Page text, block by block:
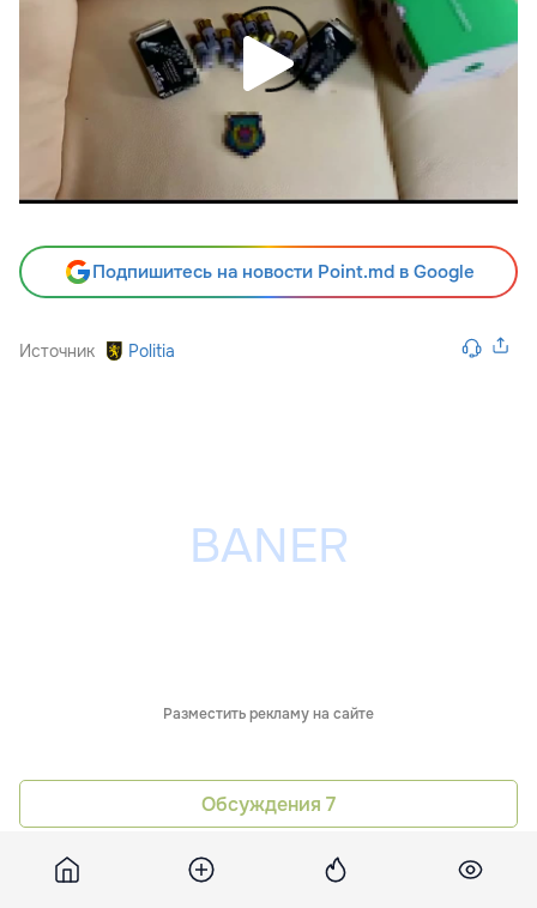
Подпишитесь на новости Point.md в Google
Источник Politia
Разместить рекламу на сайте
Обсуждения 7
Похожие новости